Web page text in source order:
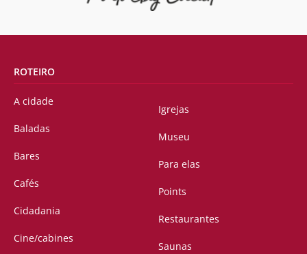
ROTEIRO
A cidade
Baladas
Bares
Cafés
Cidadania
Cine/cabines
Igrejas
Museu
Para elas
Points
Restaurantes
Saunas